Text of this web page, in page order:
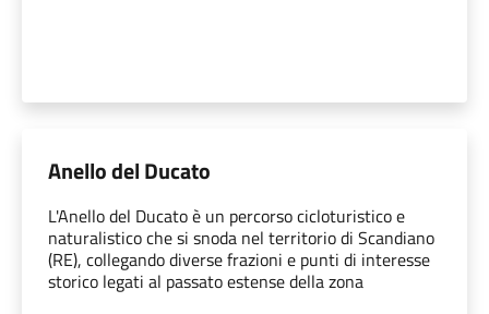
Anello del Ducato
L'Anello del Ducato è un percorso cicloturistico e
naturalistico che si snoda nel territorio di Scandiano
(RE), collegando diverse frazioni e punti di interesse
storico legati al passato estense della zona